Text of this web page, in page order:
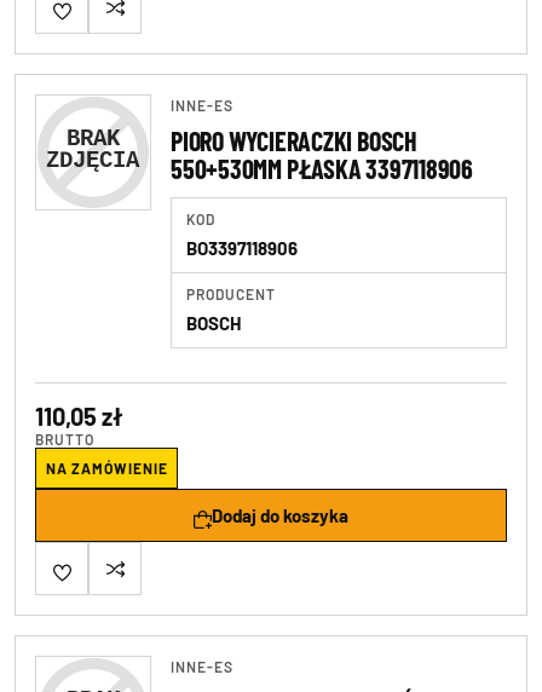
INNE-ES
PIORO WYCIERACZKI BOSCH
550+530MM PŁASKA 3397118906
KOD
BO3397118906
PRODUCENT
BOSCH
110,05 zł
BRUTTO
NA ZAMÓWIENIE
Dodaj do koszyka
INNE-ES